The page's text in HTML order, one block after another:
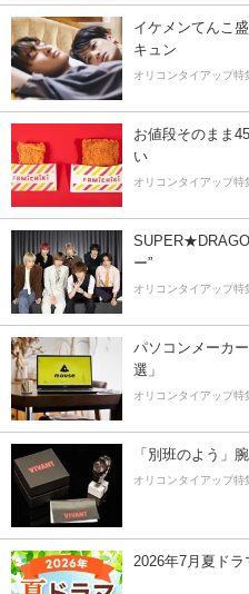
イケメンてんこ
キュン
オリコンタイアップ特
お値段そのまま
い
オリコンタイアップ特
ー”
オリコンタイアップ特
パソコンメーカ
選」
オリコンタイアップ特
「別班のよう」
オリコンタイアップ特
2026年7月夏ドラ